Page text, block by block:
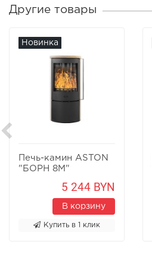
Другие товары
Новинка
Печь-камин ASTON
"БОРН 8М"
5 244 BYN
В корзину
Купить в 1 клик